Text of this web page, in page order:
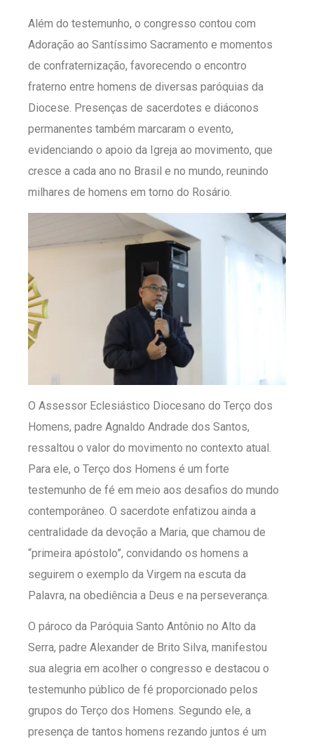
Além do testemunho, o congresso contou com
Adoração ao Santíssimo Sacramento e momentos
de confraternização, favorecendo o encontro
fraterno entre homens de diversas paróquias da
Diocese. Presenças de sacerdotes e diáconos
permanentes também marcaram o evento,
evidenciando o apoio da Igreja ao movimento, que
cresce a cada ano no Brasil e no mundo, reunindo
milhares de homens em torno do Rosário.
O Assessor Eclesiástico Diocesano do Terço dos
Homens, padre Agnaldo Andrade dos Santos,
ressaltou o valor do movimento no contexto atual.
Para ele, o Terço dos Homens é um forte
testemunho de fé em meio aos desafios do mundo
contemporâneo. O sacerdote enfatizou ainda a
centralidade da devoção a Maria, que chamou de
“primeira apóstolo”, convidando os homens a
seguirem o exemplo da Virgem na escuta da
Palavra, na obediência a Deus e na perseverança.
O pároco da Paróquia Santo Antônio no Alto da
Serra, padre Alexander de Brito Silva, manifestou
sua alegria em acolher o congresso e destacou o
testemunho público de fé proporcionado pelos
grupos do Terço dos Homens. Segundo ele, a
presença de tantos homens rezando juntos é um